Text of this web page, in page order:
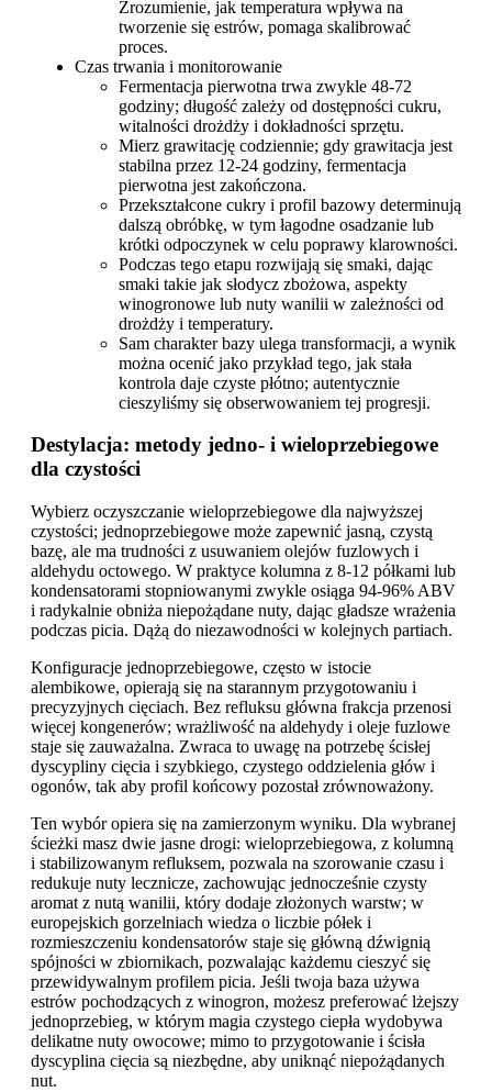
Zrozumienie, jak temperatura wpływa na
tworzenie się estrów, pomaga skalibrować
proces.
Czas trwania i monitorowanie
Fermentacja pierwotna trwa zwykle 48-72
godziny; długość zależy od dostępności cukru,
witalności drożdży i dokładności sprzętu.
Mierz grawitację codziennie; gdy grawitacja jest
stabilna przez 12-24 godziny, fermentacja
pierwotna jest zakończona.
Przekształcone cukry i profil bazowy determinują
dalszą obróbkę, w tym łagodne osadzanie lub
krótki odpoczynek w celu poprawy klarowności.
Podczas tego etapu rozwijają się smaki, dając
smaki takie jak słodycz zbożowa, aspekty
winogronowe lub nuty wanilii w zależności od
drożdży i temperatury.
Sam charakter bazy ulega transformacji, a wynik
można ocenić jako przykład tego, jak stała
kontrola daje czyste płótno; autentycznie
cieszyliśmy się obserwowaniem tej progresji.
Destylacja: metody jedno- i wieloprzebiegowe
dla czystości
Wybierz oczyszczanie wieloprzebiegowe dla najwyższej
czystości; jednoprzebiegowe może zapewnić jasną, czystą
bazę, ale ma trudności z usuwaniem olejów fuzlowych i
aldehydu octowego. W praktyce kolumna z 8-12 półkami lub
kondensatorami stopniowanymi zwykle osiąga 94-96% ABV
i radykalnie obniża niepożądane nuty, dając gładsze wrażenia
podczas picia. Dążą do niezawodności w kolejnych partiach.
Konfiguracje jednoprzebiegowe, często w istocie
alembikowe, opierają się na starannym przygotowaniu i
precyzyjnych cięciach. Bez refluksu główna frakcja przenosi
więcej kongenerów; wrażliwość na aldehydy i oleje fuzlowe
staje się zauważalna. Zwraca to uwagę na potrzebę ścisłej
dyscypliny cięcia i szybkiego, czystego oddzielenia głów i
ogonów, tak aby profil końcowy pozostał zrównoważony.
Ten wybór opiera się na zamierzonym wyniku. Dla wybranej
ścieżki masz dwie jasne drogi: wieloprzebiegowa, z kolumną
i stabilizowanym refluksem, pozwala na szorowanie czasu i
redukuje nuty lecznicze, zachowując jednocześnie czysty
aromat z nutą wanilii, który dodaje złożonych warstw; w
europejskich gorzelniach wiedza o liczbie półek i
rozmieszczeniu kondensatorów staje się główną dźwignią
spójności w zbiornikach, pozwalając każdemu cieszyć się
przewidywalnym profilem picia. Jeśli twoja baza używa
estrów pochodzących z winogron, możesz preferować lżejszy
jednoprzebieg, w którym magia czystego ciepła wydobywa
delikatne nuty owocowe; mimo to przygotowanie i ścisła
dyscyplina cięcia są niezbędne, aby uniknąć niepożądanych
nut.